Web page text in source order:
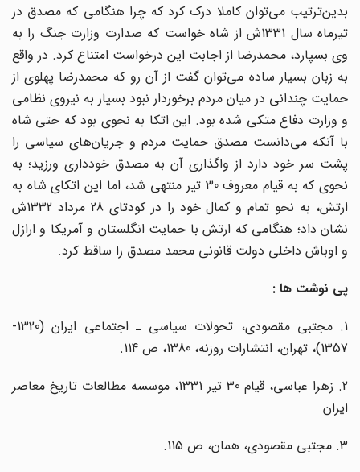
بدین‌ترتیب می‌توان کاملا درک کرد که چرا هنگامی که مصدق در
تیرماه سال 1331ش از شاه خواست که صدارت وزارت جنگ را به
وی بسپارد، محمدرضا از اجابت این درخواست امتناع کرد. در واقع
به زبان بسیار ساده می‌توان گفت از آن رو که محمدرضا پهلوی از
حمایت چندانی در میان مردم برخوردار نبود بسیار به نیروی نظامی
و وزارت دفاع متکی شده بود. این اتکا به نحوی بود که حتی شاه
با آنکه می‌دانست مصدق حمایت مردم و جریان‌های سیاسی را
پشت سر خود دارد از واگذاری آن به مصدق خودداری ورزید؛ به
نحوی که به قیام معروف 30 تیر منتهی شد، اما این اتکای شاه به
ارتش، به نحو تمام و کمال خود را در کودتای 28 مرداد 1332ش
نشان داد؛ هنگامی که ارتش با حمایت انگلستان و آمریکا و ارازل
و اوباش داخلی دولت قانونی محمد مصدق را ساقط کرد.
پی نوشت ها :
1. مجتبی مقصودی، تحولات سیاسی ـ اجتماعی ایران (1320-
1357)، تهران، انتشارات روزنه، 1380، ص 114.
2. زهرا عباسی، قیام 30 تیر 1331، موسسه مطالعات تاریخ معاصر
ایران